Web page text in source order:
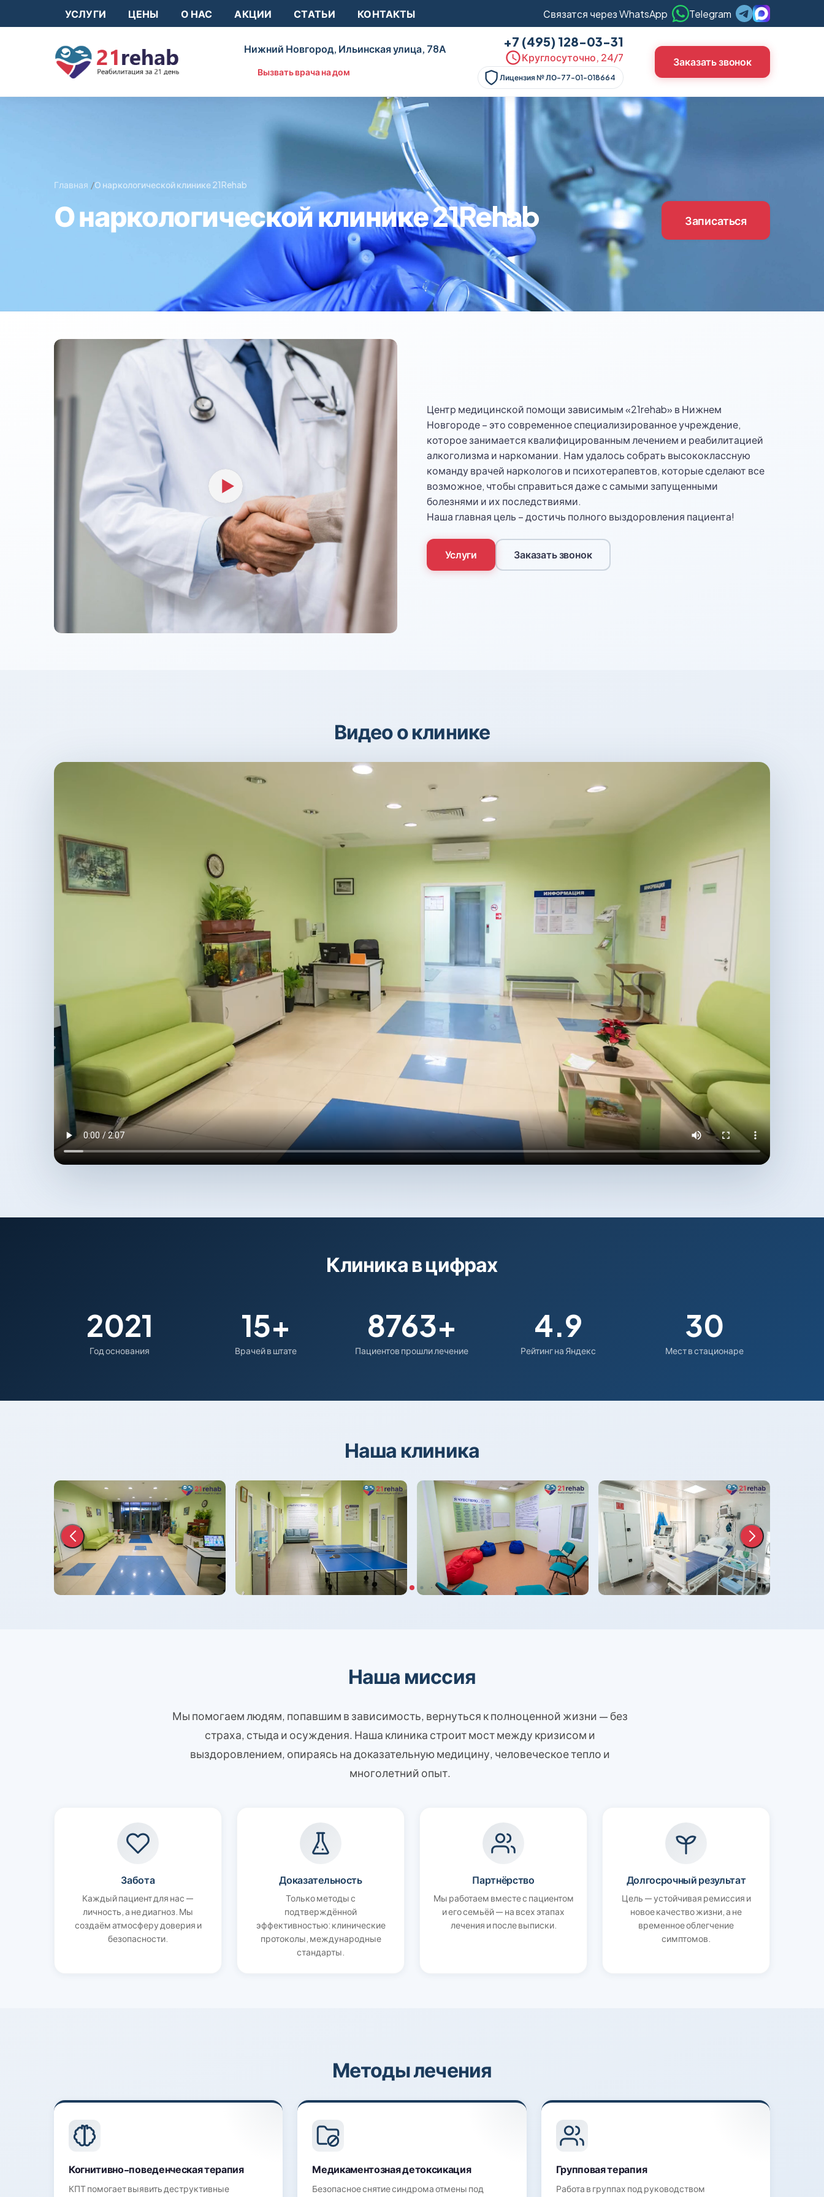
УСЛУГИ ЦЕНЫ О НАС АКЦИИ СТАТЬИ КОНТАКТЫ Связатся через WhatsApp Telegram
Нижний Новгород, Ильинская улица, 78А
Вызвать врача на дом
+7 (495) 128-03-31
Круглосуточно, 24/7
Лицензия № ЛО-77-01-018664
Заказать звонок
Главная О наркологической клинике 21Rehab
О наркологической клинике 21Rehab Записаться
Центр медицинской помощи зависимым «21rehab» в Нижнем
Новгороде – это современное специализированное учреждение,
которое занимается квалифицированным лечением и реабилитацией
алкоголизма и наркомании. Нам удалось собрать высококлассную
команду врачей наркологов и психотерапевтов, которые сделают все
возможное, чтобы справиться даже с самыми запущенными
болезнями и их последствиями.
Наша главная цель – достичь полного выздоровления пациента!
Услуги Заказать звонок
Видео о клинике
Клиника в цифрах
2021
Год основания
15+
Врачей в штате
8763+
Пациентов прошли лечение
4.9
Рейтинг на Яндекс
30
Мест в стационаре
Наша клиника
Наша миссия
Мы помогаем людям, попавшим в зависимость, вернуться к полноценной жизни — без
страха, стыда и осуждения. Наша клиника строит мост между кризисом и
выздоровлением, опираясь на доказательную медицину, человеческое тепло и
многолетний опыт.
Забота
Каждый пациент для нас —
личность, а не диагноз. Мы
создаём атмосферу доверия и
безопасности.
Доказательность
Только методы с
подтверждённой
эффективностью: клинические
протоколы, международные
стандарты.
Партнёрство
Мы работаем вместе с пациентом
и его семьёй — на всех этапах
лечения и после выписки.
Долгосрочный результат
Цель — устойчивая ремиссия и
новое качество жизни, а не
временное облегчение
симптомов.
Методы лечения
Когнитивно-поведенческая терапия
КПТ помогает выявить деструктивные
Медикаментозная детоксикация
Безопасное снятие синдрома отмены под
Групповая терапия
Работа в группах под руководством